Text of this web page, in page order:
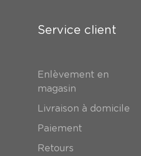
Service client
Enlèvement en
magasin
Livraison à domicile
Paiement
Retours